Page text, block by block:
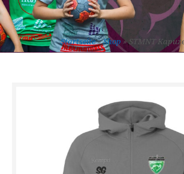
Startseite»Shop »STMNT